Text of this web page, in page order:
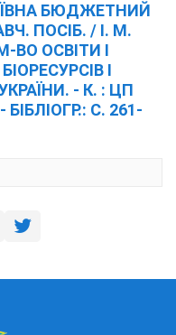
БЮДЖЕТНИЙ
ПОСІБ. / І. М.
ВО ОСВІТИ І
І
- К. : ЦП
С. 261-